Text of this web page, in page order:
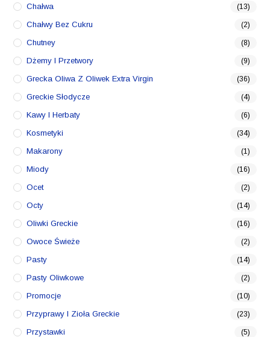
Chałwa (13)
Chałwy Bez Cukru (2)
Chutney (8)
Dżemy I Przetwory (9)
Grecka Oliwa Z Oliwek Extra Virgin (36)
Greckie Słodycze (4)
Kawy I Herbaty (6)
Kosmetyki (34)
Makarony (1)
Miody (16)
Ocet (2)
Octy (14)
Oliwki Greckie (16)
Owoce Świeże (2)
Pasty (14)
Pasty Oliwkowe (2)
Promocje (10)
Przyprawy I Zioła Greckie (23)
Przystawki (5)